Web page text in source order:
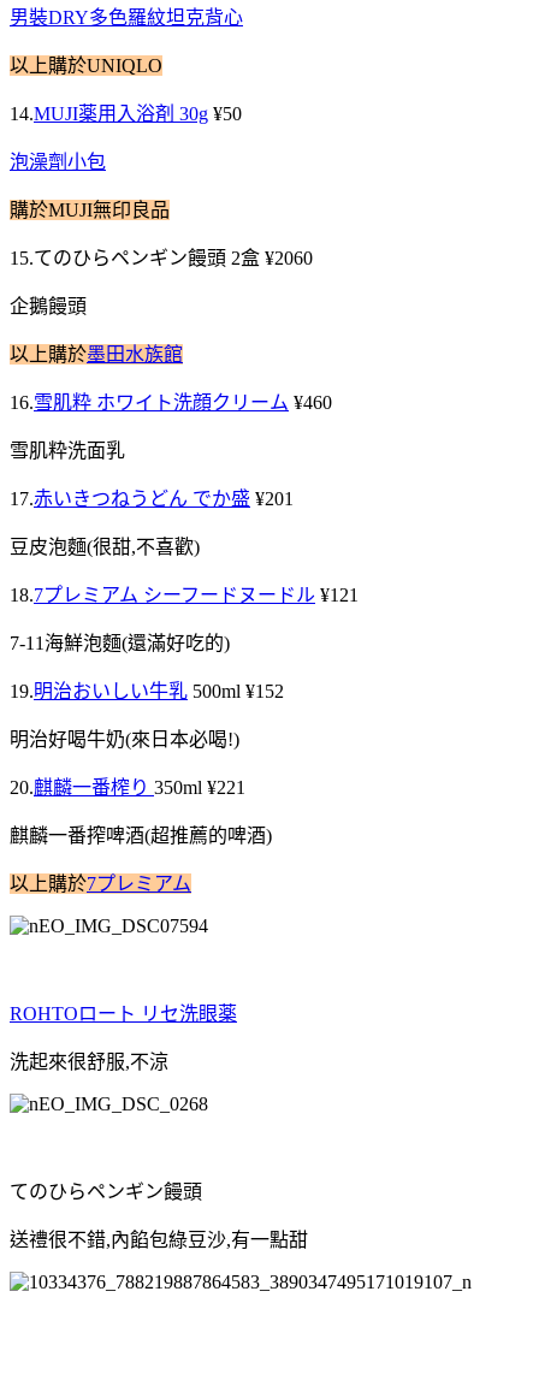
男裝DRY多色羅紋坦克背心
以上購於UNIQLO
14.MUJI薬用入浴剤 30g ¥50
泡澡劑小包
購於MUJI無印良品
15.てのひらペンギン饅頭 2盒 ¥2060
企鵝饅頭
以上購於墨田水族館
16.雪肌粋 ホワイト洗顔クリーム ¥460
雪肌粋洗面乳
17.赤いきつねうどん でか盛 ¥201
豆皮泡麵(很甜,不喜歡)
18.7プレミアム シーフードヌードル ¥121
7-11海鮮泡麵(還滿好吃的)
19.明治おいしい牛乳 500ml ¥152
明治好喝牛奶(來日本必喝!)
20.麒麟一番榨り 350ml ¥221
麒麟一番搾啤酒(超推薦的啤酒)
以上購於7プレミアム
ROHTOロート リセ洗眼薬
洗起來很舒服,不涼
てのひらペンギン饅頭
送禮很不錯,內餡包綠豆沙,有一點甜